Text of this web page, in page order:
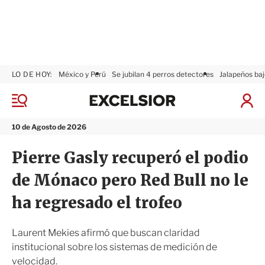
M
n
10 de Agosto de 2026
LO DE HOY: México y Perú Se jubilan 4 perros detectores Jalapeños
I
a
S
x
s
i
o
r
Pierre Gasly recuperó el podio
de Mónaco pero Red Bull no le
ha regresado el trofeo
Laurent Mekies afirmó que buscan claridad
institucional sobre los sistemas de medición de
velocidad.